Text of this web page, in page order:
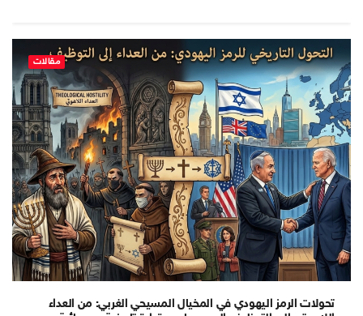
مقالات
تحولات الرمز اليهودي في المخيال المسيحي الغربي: من العداء